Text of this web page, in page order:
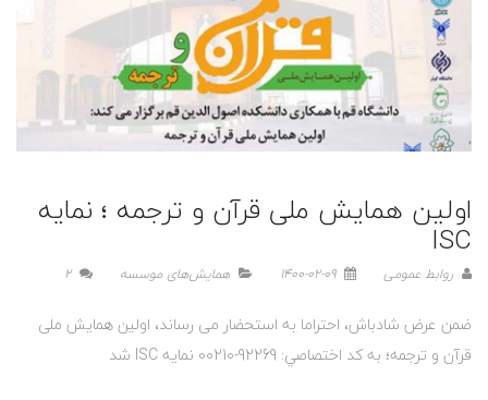
اولین همایش ملی قرآن و ترجمه ؛ نمایه
ISC
روابط عمومی 1400-02-09 همایش‌های موسسه 2
ضمن عرض شادباش، احتراما به استحضار می رساند، اولین همایش ملی
قرآن و ترجمه؛ به کد اختصاصي: 92269-00210 نمایه ISC شد